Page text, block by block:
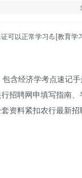
可以正常学习💪[教育学
含经济学考点速记
招聘网申填写指南、
资料紧扣农行最新